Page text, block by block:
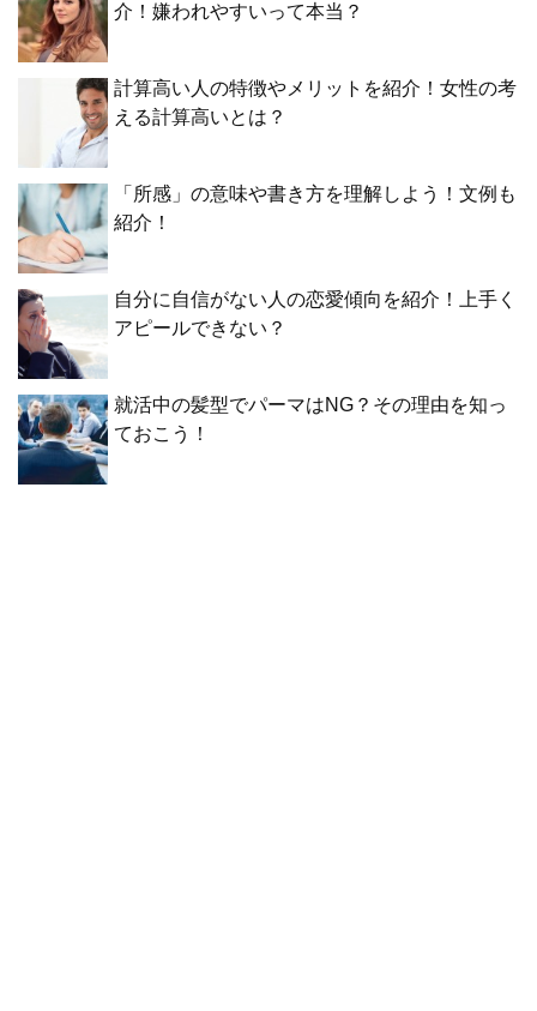
介！嫌われやすいって本当？
計算高い人の特徴やメリットを紹介！女性の考
える計算高いとは？
「所感」の意味や書き方を理解しよう！文例も
紹介！
自分に自信がない人の恋愛傾向を紹介！上手く
アピールできない？
就活中の髪型でパーマはNG？その理由を知っ
ておこう！